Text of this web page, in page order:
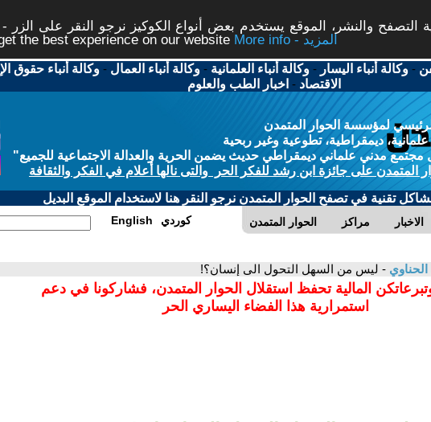
والنشر، الموقع يستخدم بعض أنواع الكوكيز نرجو النقر على
the best experience on our website
More info - المزيد
-وكالة أنباء اليسار -وكالة أنباء العلمانية -وكالة أنباء العمال -وكالة أنباء حقوق
الاقتصاد - اخبار الطب والعلوم
لمؤسسة الحوار المتمدن
ديمقراطية، تطوعية وغير ربحية
مدني علماني ديمقراطي حديث يضمن الحرية والعدالة الاجتماعية للجميع"
المتمدن على جائزة ابن رشد للفكر الحر والتى نالها أعلام في الفكر والثقافة
تقنية في تصفح الحوار المتمدن نرجو النقر هنا لاستخدام الموقع البديل
الحوار المتمدن مراكز الاخبار English كوردي
- ليس من السهل التحول الى إنسان؟!
المالية تحفظ استقلال الحوار المتمدن، فشاركونا في دعم
استمرارية هذا الفضاء اليساري الحر